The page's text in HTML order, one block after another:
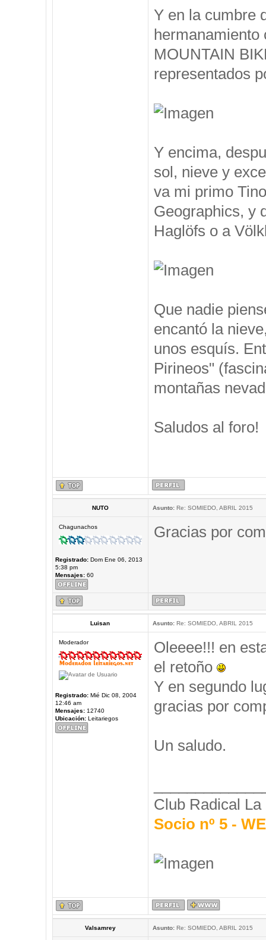
Y en la cumbre
hermanamiento
MOUNTAIN
representados
Y encima,
sol, nieve y
va mi primo
Geographics, y
Haglöfs o a
Que nadie
encantó la
unos esquís.
Pirineos"
montañas
Saludos al foro!
NUTO Asunto:Re: SOMIEDO, ABRIL 2015
Chagunachos
Registrado:Dom Ene 06, 2013
5:38 pm
Mensajes:60
Gracias por
Luisan Asunto:Re: SOMIEDO, ABRIL 2015
Moderador
Registrado:Mié Dic 08, 2004
12:46 am
Mensajes:12740
Ubicación:Leitariegos
Oleeee!!! en
el retoño
Y en segundo
gracias por
Un saludo.
Club Radical La
Socio nº 5 -
Valsamrey Asunto:Re: SOMIEDO, ABRIL 2015